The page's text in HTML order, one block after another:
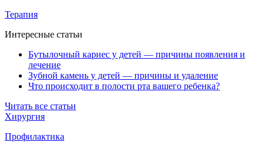
Терапия
Интересные статьи
Бутылочный кариес у детей — причины появления и
лечение
Зубной камень у детей — причины и удаление
Что происходит в полости рта вашего ребенка?
Читать все статьи
Хирургия
Профилактика